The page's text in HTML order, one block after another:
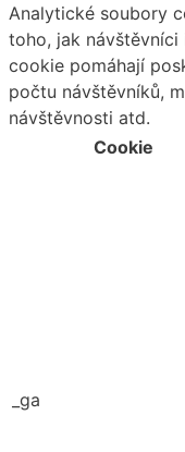
Analytické soubory
toho, jak
cookie pomáhají
počtu návštěvníků,
návštěvnosti atd.
Cookie
_ga